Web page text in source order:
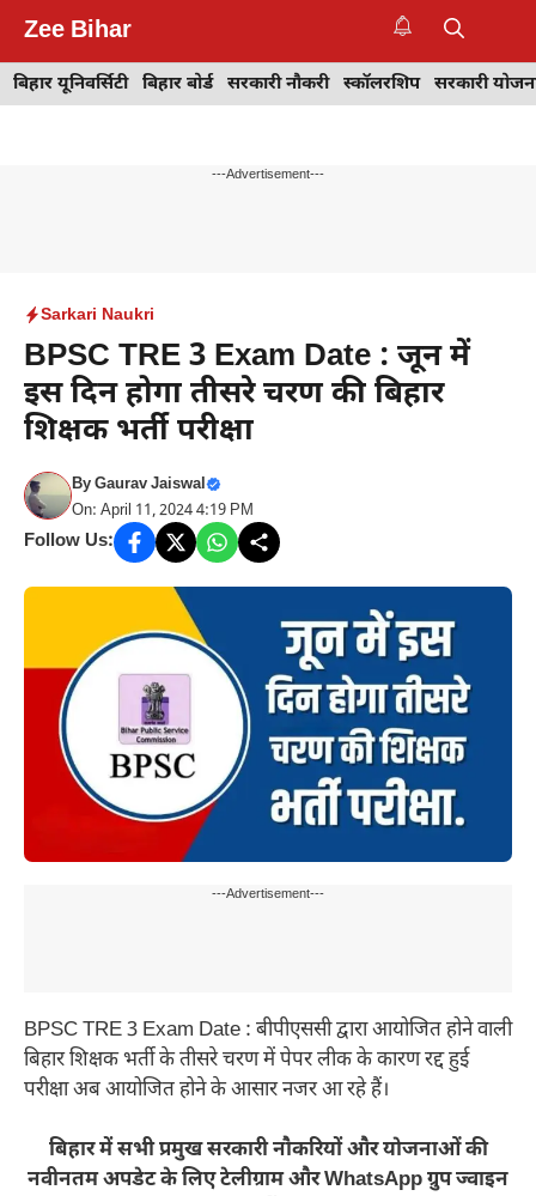
content
Zee Bihar
बिहार यूनिवर्सिटी बिहार बोर्ड सरकारी नौकरी स्कॉलरशिप सरकारी
---Advertisement---
Sarkari Naukri
BPSC TRE 3 Exam Date : जून में
इस दिन होगा तीसरे चरण की बिहार
शिक्षक भर्ती परीक्षा
ByGaurav Jaiswal
On: April 11, 2024 4:19 PM
Follow Us:
---Advertisement---
BPSC TRE 3 Exam Date : बीपीएससी द्वारा आयोजित होने वाली
बिहार शिक्षक भर्ती के तीसरे चरण में पेपर लीक के कारण रद्द हुई
परीक्षा अब आयोजित होने के आसार नजर आ रहे हैं।
बिहार में सभी प्रमुख सरकारी नौकरियों और योजनाओं की
नवीनतम अपडेट के लिए टेलीग्राम और WhatsApp ग्रुप ज्वाइन